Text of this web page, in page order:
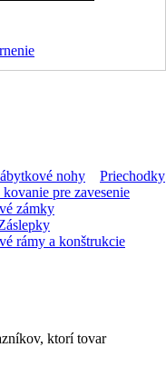
nohy
Priechodky
pre zavesenie
zámky
rámy a konštrukcie
ktorí tovar